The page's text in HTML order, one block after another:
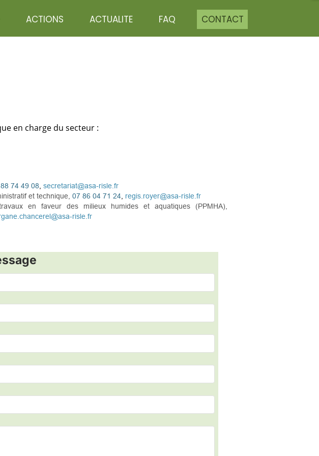
ACTIONS ACTUALITE FAQ CONTACT
en charge du secteur :
74 49 08 secretariat@asa-risle.fr
et technique, 07 86 04 71 24
regis.royer@asa-risle.fr
en faveur des milieux humides et aquatiques (PPMHA),
risle.fr